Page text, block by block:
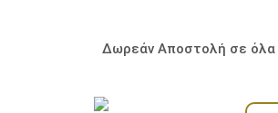
Δωρεάν Αποστολή σε όλα